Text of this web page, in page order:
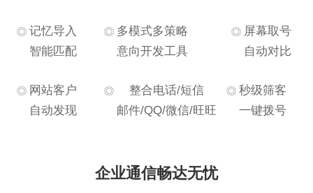
记忆导入
智能匹配
多模式多策略
意向开发工具
屏幕取号
自动对比
网站客户
自动发现
整合电话/短信
邮件/QQ/微信/旺旺
秒级筛客
一键拨号
企业通信畅达无忧